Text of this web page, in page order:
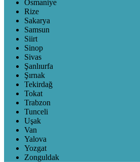
Osmaniye
Rize
Sakarya
Samsun
Siirt
Sinop
Sivas
Şanlıurfa
Şırnak
Tekirdağ
Tokat
Trabzon
Tunceli
Uşak
Van
Yalova
Yozgat
Zonguldak